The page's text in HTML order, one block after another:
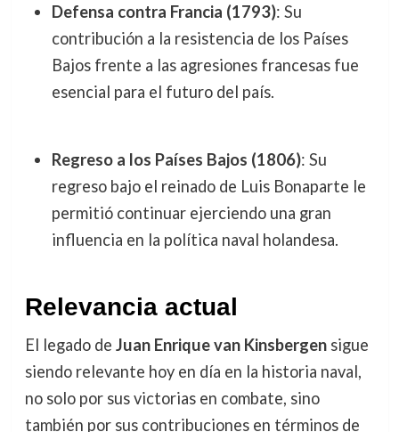
Defensa contra Francia (1793): Su
contribución a la resistencia de los Países
Bajos frente a las agresiones francesas fue
esencial para el futuro del país.
Regreso a los Países Bajos (1806): Su
regreso bajo el reinado de Luis Bonaparte le
permitió continuar ejerciendo una gran
influencia en la política naval holandesa.
Relevancia actual
El legado de Juan Enrique van Kinsbergensigue
siendo relevante hoy en día en la historia naval,
no solo por sus victorias en combate, sino
también por sus contribuciones en términos de